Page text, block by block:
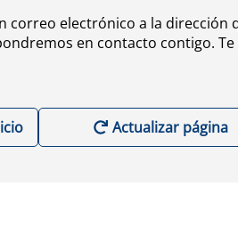
correo electrónico a la dirección
en contacto contigo. Te
Actualizar página